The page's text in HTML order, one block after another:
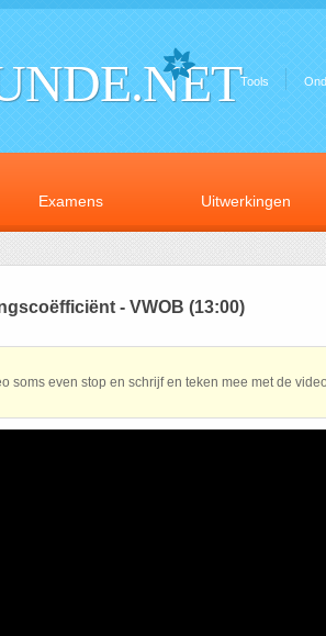
Tools
Examens Uitwerkingen
- VWOB (13:00)
soms even stop en schrijf en teken mee met de